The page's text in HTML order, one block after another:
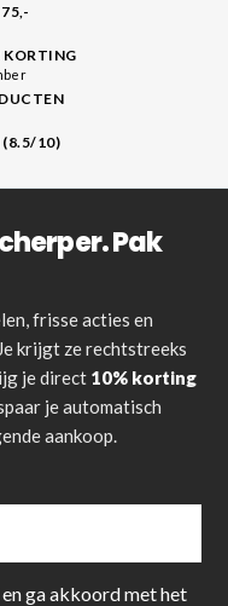
KORTING
(8.5/10)
Pak
frisse acties en
krijgt ze rechtstreeks
je direct 10% korting
je automatisch
aankoop.
ga akkoord met het